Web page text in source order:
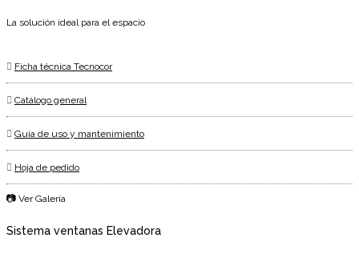
La solución ideal para el espacio
Ficha técnica Tecnocor
Catálogo general
Guía de uso y mantenimiento
Hoja de pedido
📷 Ver Galería
Sistema ventanas Elevadora